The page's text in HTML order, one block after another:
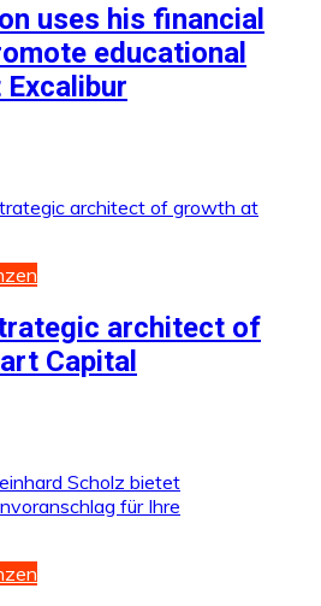
uses his financial
educational
architect of
Capital